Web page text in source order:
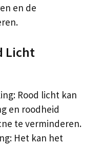
en de
Licht
Rood licht kan
en roodheid
te verminderen.
Het kan het